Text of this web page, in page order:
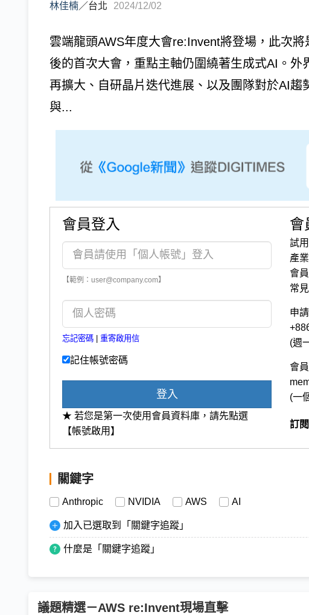
林佳楠／台北 2024/12/02
雲端龍頭AWS年度大會re:Invent將登場，此次
後的首次大會，重點主軸仍圍繞著生成式AI。外
再擴大、自研晶片迭代進展、以及團隊對於AI趨
與...
會員登入
【範例：user@company.com】
忘記密碼 重寄啟用信
記住帳號密碼
登入
★ 若您是第一次使用會員資料庫，請先點選
【帳號啟用】
會
試
產
會
常
申
(週
會
(一
訂
關鍵字
Anthropic NVIDIA AWS AI
加入已選取到「關鍵字追蹤」
什麼是「關鍵字追蹤」
議題精選－AWS re:Invent現場直擊